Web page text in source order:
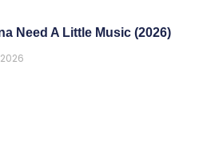
Need A Little Music (2026)